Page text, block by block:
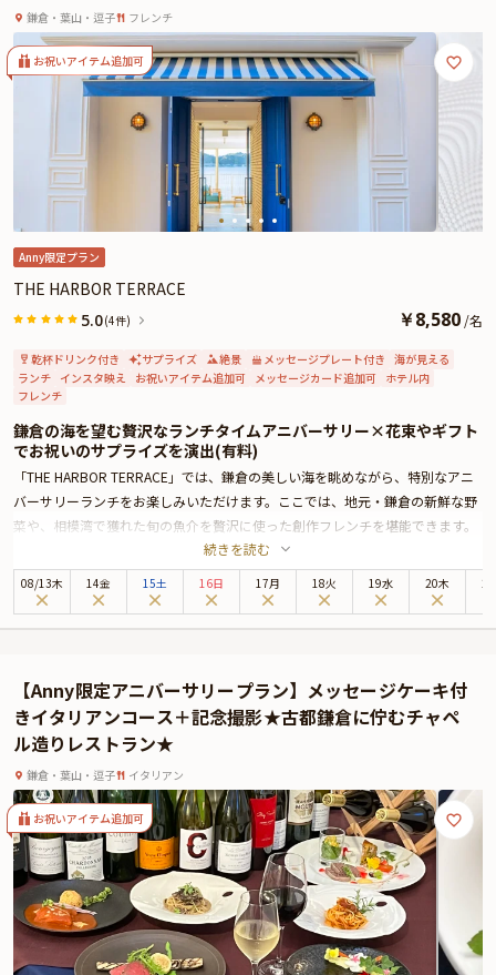
るひとときを演出いたします。
大切な記念日や誕生日に、「クラリタ ダ マリッティマ」で、かけがえのない
思い出を刻んでみませんか。
う特別なひととき
鎌倉・葉山・逗子 フレンチ
お祝いアイテム追加可
Anny限定プラン
THE HARBOR TERRACE
5.0(4件) ￥8,580 /名
乾杯ドリンク付き サプライズ 絶景 メッセージプレート付き 海が見える
ランチ インスタ映え お祝いアイテム追加可 メッセージカード追加可 ホテル内
フレンチ
鎌倉の海を望む贅沢なランチタイムアニバーサリー×花束やギフト
でお祝いのサプライズを演出(有料)
「THE HARBOR TERRACE」では、鎌倉の美しい海を眺めながら、特別なアニ
バーサリーランチをお楽しみいただけます。ここでは、地元・鎌倉の新鮮な野
菜や、相模湾で獲れた旬の魚介を贅沢に使った創作フレンチを堪能できます。
全6品のコース料理は、素材本来の味を引き出した繊細な一皿一皿が、日常か
ら離れた贅沢なひと時を提供します。
特に魅力的なのは、全席オーシャンビューのテーブル席から望む景色。窓の外
ランチの始まりには乾杯スパークリングが提供され、メッセージを添えたアニ
バーサリープレートでお祝いの気持ちを込めた演出も加わります。お料理だけ
でなく、温かなサービスが記念日をより一層特別なものにしてくれるでしょ
う。
地元の厳選された食材を使用した一流のフランス料理と、美しい景色、そして
心温まるおもてなしで、忘れられない一日をお過ごしください。昼間の明るい
海と空のコントラストが、記念日を華やかに演出します。
さらに本プランでは、有料オプションでアニバーサリーにぴったりな花束・ギ
フト・カスタマイズ可能なメッセージカードなどを付けられます。メッセージ
カードは着席時に、花束やギフトはデザートタイム後のアニバーサリープレー
ト提供時にご予約主様にお渡しいたしますので、サプライズにお役立てくださ
い。詳しくは、本ページ中段の「お祝いアイテム」の欄でお選び頂けます。
続きを読む
08/13木 14金 15土 16日 17月 18火 19水 20木
【Anny限定アニバーサリープラン】メッセージケーキ付
きイタリアンコース＋記念撮影★古都鎌倉に佇むチャペ
ル造りレストラン★
鎌倉・葉山・逗子 イタリアン
お祝いアイテム追加可